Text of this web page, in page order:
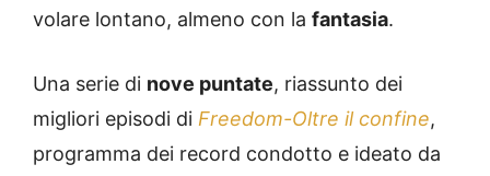
volare lontano, almeno con la fantasia.
Una serie di nove puntate, riassunto dei
migliori episodi di Freedom-Oltre il confine,
programma dei record condotto e ideato da